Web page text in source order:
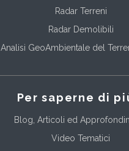
Radar Terreni
Radar Demolibili
Analisi GeoAmbientale del
Per saperne di
Blog, Articoli ed
Video Tematici